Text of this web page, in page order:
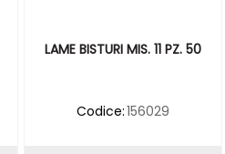
LAME BISTURI MIS. 11 PZ. 50
Codice:156029